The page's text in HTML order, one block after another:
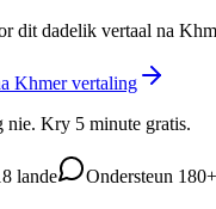
dit dadelik vertaal na
Khmer vertaling
nie. Kry 5 minute gratis.
lande Ondersteun